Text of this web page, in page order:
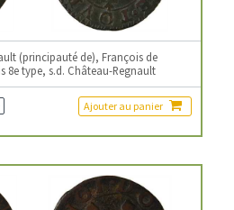
(principauté de), François de
type, s.d. Château-Regnault
Ajouter au panier